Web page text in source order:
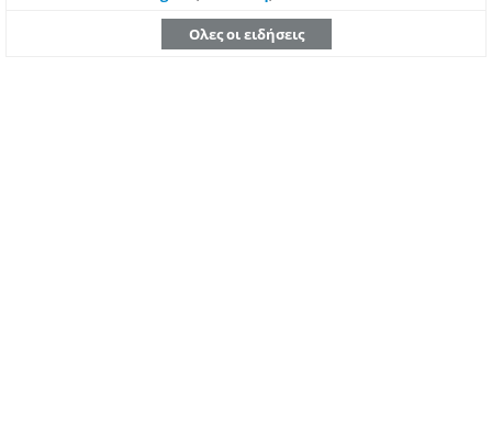
Ολες οι ειδήσεις